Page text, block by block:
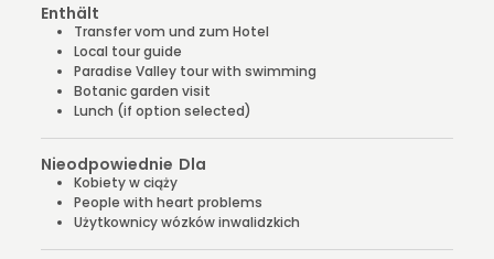
Enthält
Transfer vom und zum Hotel
Local tour guide
Paradise Valley tour with swimming
Botanic garden visit
Lunch (if option selected)
Nieodpowiednie Dla
Kobiety w ciąży
People with heart problems
Użytkownicy wózków inwalidzkich